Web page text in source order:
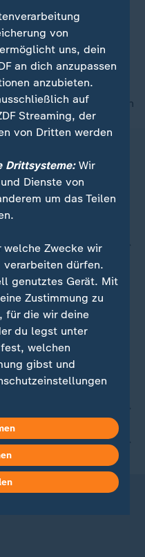
Menschen aus
Mitleid und sprechen
nach oben
von
uns, dein
an dich anzupassen
anzubieten.
auf
Streaming, der
von Dritten werden
Drittsysteme:Wir
Dienste von
um das Teilen
Zwecke wir
verarbeiten dürfen.
genutztes Gerät. Mit
Zustimmung zu
für die wir deine
du legst unter
welchen
gibst und
du in unserer